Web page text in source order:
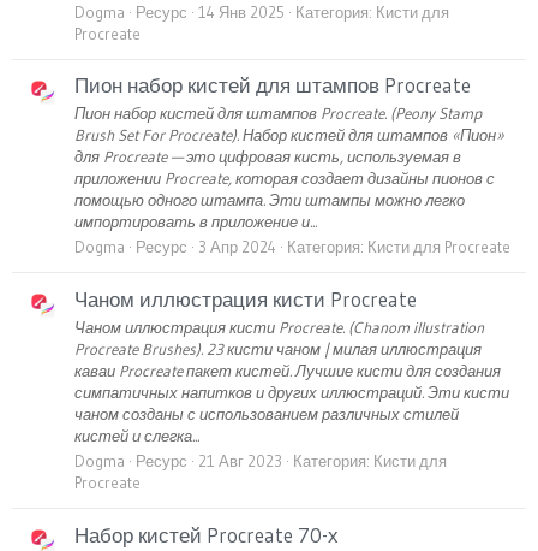
Dogma
Ресурс 14 Янв 2025 Категория: Кисти для
Procreate
Пион набор кистей для штампов Procreate
Пион набор кистей для штампов Procreate. (Peony Stamp
Brush Set For Procreate). Набор кистей для штампов «Пион»
для Procreate — это цифровая кисть, используемая в
приложении Procreate, которая создает дизайны пионов с
помощью одного штампа. Эти штампы можно легко
импортировать в приложение и...
Dogma
Ресурс 3 Апр 2024 Категория: Кисти для Procreate
Чаном иллюстрация кисти Procreate
Чаном иллюстрация кисти Procreate. (Chanom illustration
Procreate Brushes). 23 кисти чаном | милая иллюстрация
каваи Procreate пакет кистей. Лучшие кисти для создания
симпатичных напитков и других иллюстраций. Эти кисти
чаном созданы с использованием различных стилей
кистей и слегка...
Dogma
Ресурс 21 Авг 2023 Категория: Кисти для
Procreate
Набор кистей Procreate 70-х